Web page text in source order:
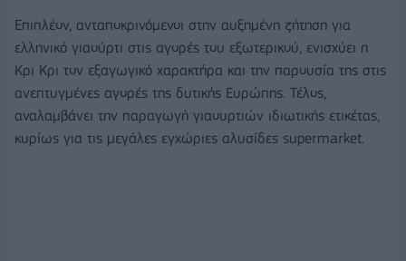
Επιπλέον, ανταποκρινόμενοι στην αυξημένη ζήτηση για
ελληνικό γιαούρτι στις αγορές του εξωτερικού, ενισχύει η
Κρι Κρι τον εξαγωγικό χαρακτήρα και την παρουσία της στις
ανεπτυγμένες αγορές της δυτικής Ευρώπης. Τέλος,
αναλαμβάνει την παραγωγή γιαουρτιών ιδιωτικής ετικέτας,
κυρίως για τις μεγάλες εγχώριες αλυσίδες supermarket.